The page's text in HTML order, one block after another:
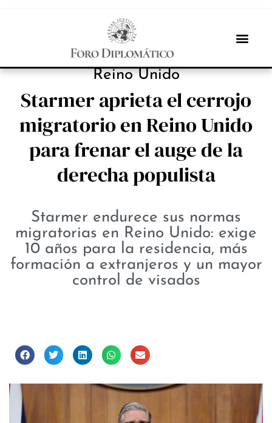
PROTAGONISTAS
Reino Unido
Starmer aprieta el cerrojo
migratorio en Reino Unido
para frenar el auge de la
derecha populista
Starmer endurece sus normas
migratorias en Reino Unido: exige
10 años para la residencia, más
formación a extranjeros y un mayor
control de visados